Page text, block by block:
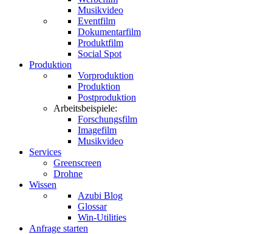
Musikvideo
Eventfilm
Dokumentarfilm
Produktfilm
Social Spot
Produktion
Vorproduktion
Produktion
Postproduktion
Arbeitsbeispiele:
Forschungsfilm
Imagefilm
Musikvideo
Services
Greenscreen
Drohne
Wissen
Azubi Blog
Glossar
Win-Utilities
Anfrage starten